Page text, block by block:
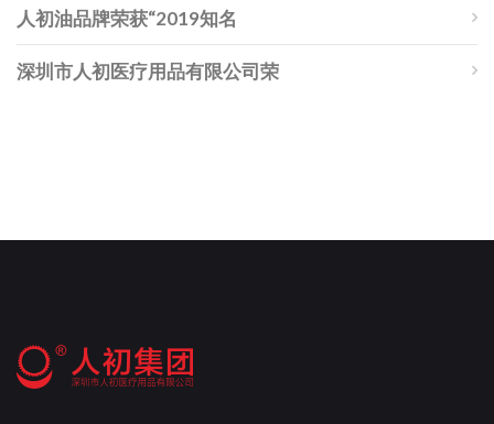
人初油品牌荣获“2019知名
深圳市人初医疗用品有限公司荣